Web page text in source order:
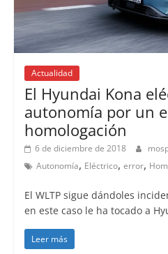
Actualidad
El Hyundai Kona
autonomía por un
homologación
6 de diciembre de 2018
Autonomía, Eléctrico, error,
El WLTP sigue dándoles
en este caso le ha tocado a
Leer más